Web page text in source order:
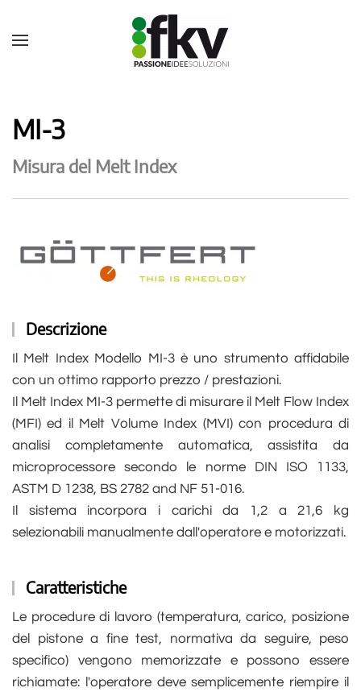
MI-3
Misura del Melt Index
Descrizione
Il Melt Index Modello MI-3 è uno strumento affidabile
con un ottimo rapporto prezzo / prestazioni.
Il Melt Index MI-3 permette di misurare il Melt Flow Index
(MFI) ed il Melt Volume Index (MVI) con procedura di
analisi completamente automatica, assistita da
microprocessore secondo le norme DIN ISO 1133,
ASTM D 1238, BS 2782 and NF 51-016.
Il sistema incorpora i carichi da 1,2 a 21,6 kg
selezionabili manualmente dall'operatore e motorizzati.
Caratteristiche
Le procedure di lavoro (temperatura, carico, posizione
del pistone a fine test, normativa da seguire, peso
specifico) vengono memorizzate e possono essere
richiamate: l'operatore deve semplicemente riempire il